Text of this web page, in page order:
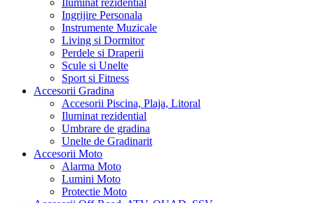
Iluminat rezidential
Ingrijire Personala
Instrumente Muzicale
Living si Dormitor
Perdele si Draperii
Scule si Unelte
Sport si Fitness
Accesorii Gradina
Accesorii Piscina, Plaja, Litoral
Iluminat rezidential
Umbrare de gradina
Unelte de Gradinarit
Accesorii Moto
Alarma Moto
Lumini Moto
Protectie Moto